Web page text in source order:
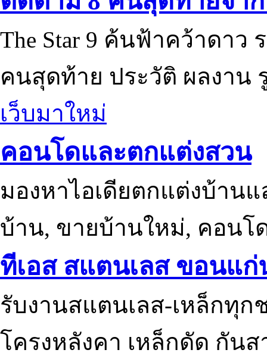
The Star 9 ค้นฟ้าคว้าดาว
คนสุดท้าย ประวัติ ผลงาน
เว็บมาใหม่
คอนโดและตกแต่งสวน
มองหาไอเดียตกแต่งบ้าน
บ้าน, ขายบ้านใหม่, คอนโ
ทีเอส สแตนเลส ขอนแก่
รับงานสแตนเลส-เหล็กทุ
โครงหลังคา เหล็กดัด กัน